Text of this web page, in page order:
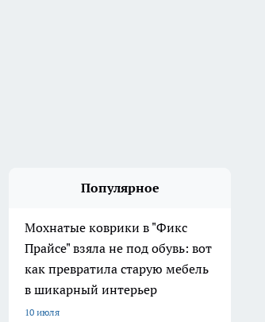
Популярное
Мохнатые коврики в "Фикс
Прайсе" взяла не под обувь: вот
как превратила старую мебель
в шикарный интерьер
10 июля